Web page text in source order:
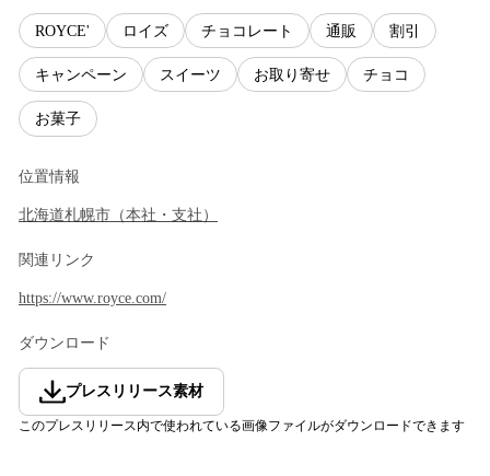
ROYCE' ロイズ チョコレート 通販 割引
キャンペーン スイーツ お取り寄せ チョコ
お菓子
位置情報
北海道札幌市 （本社・支社 ）
関連リンク
https://www.royce.com/
ダウンロード
プレスリリース素材
このプレスリリース内で使われている画像ファイルがダウンロードできます